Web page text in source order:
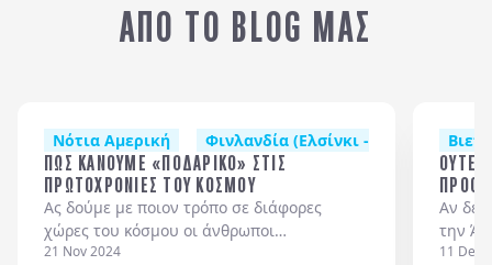
ΑΠΟ ΤΟ BLOG ΜΑΣ
Νότια Αμερική Φινλανδία (Ελσίνκι - Ροβανιέμι -
ΠΩΣ ΚΑΝΟΥΜΕ «ΠΟΔΑΡΙΚΟ» ΣΤΙΣ
ΠΡΩΤΟΧΡΟΝΙΕΣ ΤΟΥ ΚΟΣΜΟΥ
Ας δούμε με ποιον τρόπο σε διάφορες
χώρες του κόσμου οι άνθρωποι
προσπαθούν να καλοπιάσουν την τύχη και
21 Nov 2024
ΟΥΤΕ
Αν δεν
την
για
11 Dec